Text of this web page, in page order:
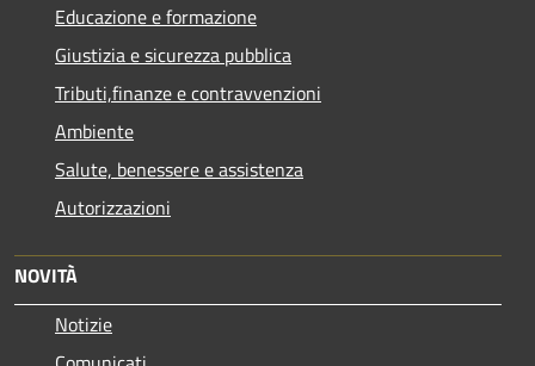
Educazione e formazione
Giustizia e sicurezza pubblica
Tributi,finanze e contravvenzioni
Ambiente
Salute, benessere e assistenza
Autorizzazioni
NOVITÀ
Notizie